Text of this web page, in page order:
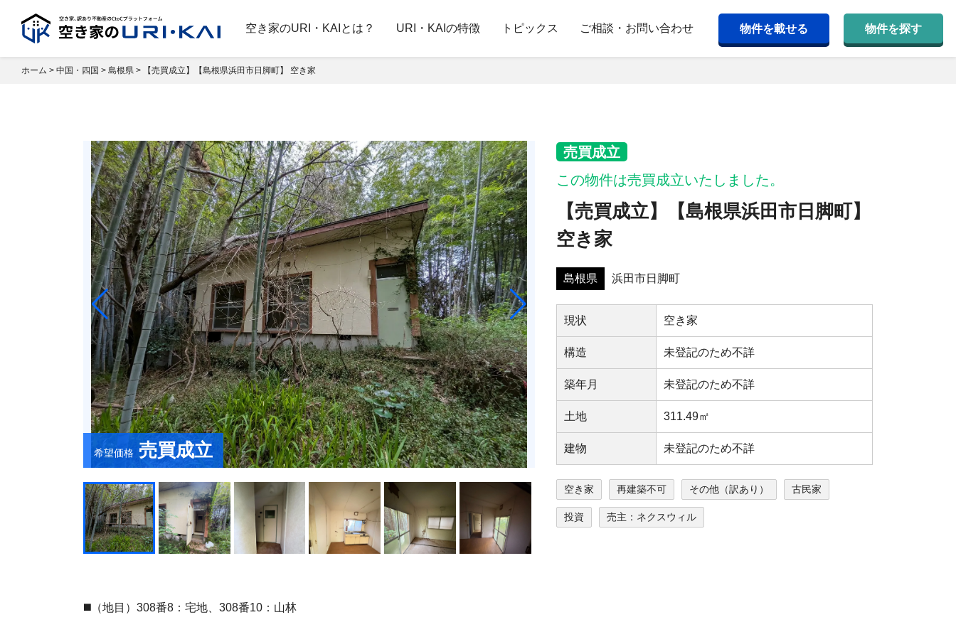
空き家のURI・KAIとは？ URI・KAIの特徴 トピックス ご相談・お問い合わせ 物件を載せる 物件を探す
ホーム > 中国・四国 > 島根県 > 【売買成立】【島根県浜⽥市⽇脚町】 空き家
希望価格 売買成立
売買成立
この物件は売買成立いたしました。
【売買成立】【島根県浜⽥市⽇脚町】
空き家
島根県 浜⽥市⽇脚町
現状 空き家
構造 未登記のため不詳
築年⽉ 未登記のため不詳
⼟地 311.49㎡
建物 未登記のため不詳
空き家 再建築不可 その他（訳あり） 古民家
投資 売主：ネクスウィル
◼️（地目）308番8：宅地、308番10：⼭林